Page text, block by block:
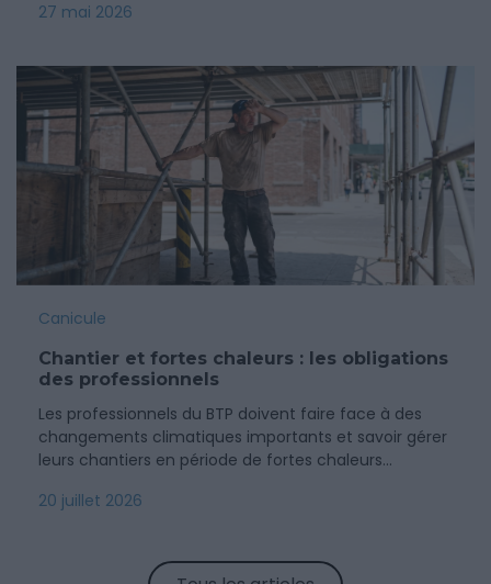
27 mai 2026
Canicule
Chantier et fortes chaleurs : les obligations
des professionnels
Les professionnels du BTP doivent faire face à des
changements climatiques importants et savoir gérer
leurs chantiers en période de fortes chaleurs...
20 juillet 2026